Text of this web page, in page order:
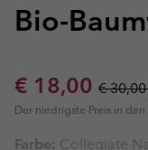
Bio-
Sale price:
€ 18,00 €
Der niedrigste Preis in
Farbe: Collegiate